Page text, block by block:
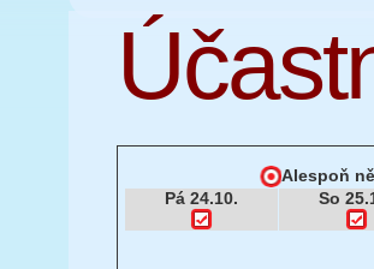
Alespoň
Pá 24.10.
So